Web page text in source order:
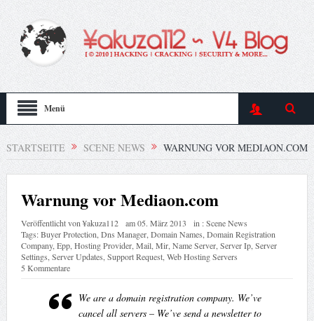
Menü
STARTSEITE SCENE NEWS WARNUNG VOR MEDIAON.COM
Warnung vor Mediaon.com
Veröffentlicht von¥akuza112 am05. März 2013 in :Scene News
Tags:Buyer Protection Dns Manager, Domain Names Domain Registration
Company, Epp, Hosting Provider, Mail, Mir, Name Server, Server Ip, Server
Settings Server Updates Support Request, Web Hosting Servers
5 Kommentare
We are a domain registration company. We’ve
cancel all servers – We’ve send a newsletter to